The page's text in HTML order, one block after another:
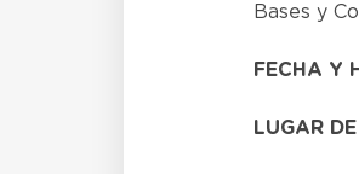
Bases y
FECHA Y
LUGAR